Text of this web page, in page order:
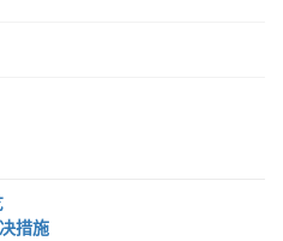
措施